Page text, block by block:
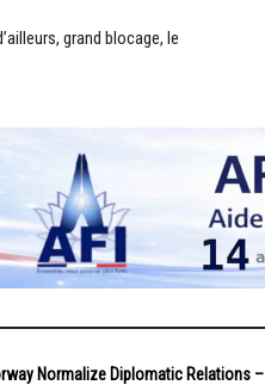
grand blocage, le
Normalize Diplomatic Relations